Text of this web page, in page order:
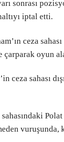
sonrası
iptal etti.
ceza sahası
çarparak oyun
ceza sahası
Polat
vuruşunda,